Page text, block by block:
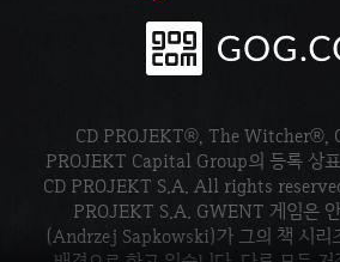
CD PROJEKT®, The Witcher®,
PROJEKT Capital Group의 등록 상
CD PROJEKT S.A. All rights
PROJEKT S.A. GWENT 게임은
(Andrzej Sapkowski)가 그의 책 시리